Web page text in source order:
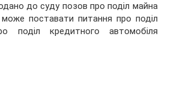
до суду позов про поділ майна
поставати питання про поділ
поділ кредитного автомобіля